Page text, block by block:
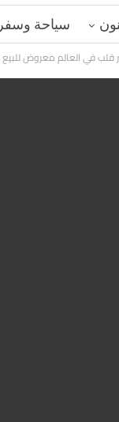
سياحة وسفر
قلب في العالم معروض للبيع